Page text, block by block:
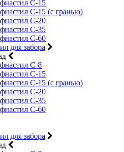
С-15
С-15 (с гранью)
С-20
С-35
С-60
для забора
С-8
С-15
С-15 (с гранью)
С-20
С-35
С-60
для забора